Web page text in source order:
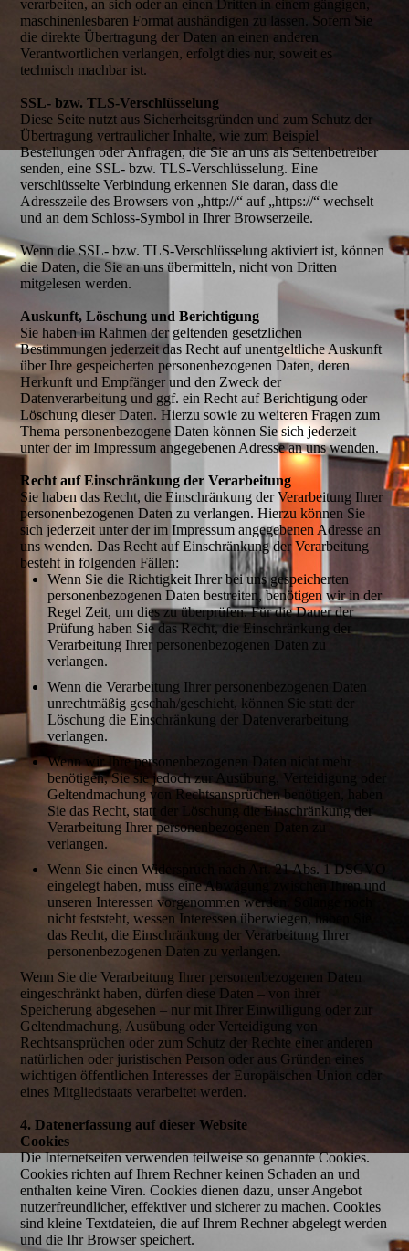
verarbeiten, an sich oder an einen Dritten in einem gängigen,
maschinenlesbaren Format aushändigen zu lassen. Sofern Sie
die direkte Übertragung der Daten an einen anderen
Verantwortlichen verlangen, erfolgt dies nur, soweit es
technisch machbar ist.
SSL- bzw. TLS-Verschlüsselung
Diese Seite nutzt aus Sicherheitsgründen und zum Schutz der
Übertragung vertraulicher Inhalte, wie zum Beispiel
Bestellungen oder Anfragen, die Sie an uns als Seitenbetreiber
senden, eine SSL- bzw. TLS-Verschlüsselung. Eine
verschlüsselte Verbindung erkennen Sie daran, dass die
Adresszeile des Browsers von „http://“ auf „https://“ wechselt
und an dem Schloss-Symbol in Ihrer Browserzeile.
Wenn die SSL- bzw. TLS-Verschlüsselung aktiviert ist, können
die Daten, die Sie an uns übermitteln, nicht von Dritten
mitgelesen werden.
Auskunft, Löschung und Berichtigung
Sie haben im Rahmen der geltenden gesetzlichen
Bestimmungen jederzeit das Recht auf unentgeltliche Auskunft
über Ihre gespeicherten personenbezogenen Daten, deren
Herkunft und Empfänger und den Zweck der
Datenverarbeitung und ggf. ein Recht auf Berichtigung oder
Löschung dieser Daten. Hierzu sowie zu weiteren Fragen zum
Thema personenbezogene Daten können Sie sich jederzeit
unter der im Impressum angegebenen Adresse an uns wenden.
Recht auf Einschränkung der Verarbeitung
Sie haben das Recht, die Einschränkung der Verarbeitung Ihrer
personenbezogenen Daten zu verlangen. Hierzu können Sie
sich jederzeit unter der im Impressum angegebenen Adresse an
uns wenden. Das Recht auf Einschränkung der Verarbeitung
besteht in folgenden Fällen:
Wenn Sie die Richtigkeit Ihrer bei uns gespeicherten
personenbezogenen Daten bestreiten, benötigen wir in der
Regel Zeit, um dies zu überprüfen. Für die Dauer der
Prüfung haben Sie das Recht, die Einschränkung der
Verarbeitung Ihrer personenbezogenen Daten zu
verlangen.
Wenn die Verarbeitung Ihrer personenbezogenen Daten
unrechtmäßig geschah/geschieht, können Sie statt der
Löschung die Einschränkung der Datenverarbeitung
verlangen.
Wenn wir Ihre personenbezogenen Daten nicht mehr
benötigen, Sie sie jedoch zur Ausübung, Verteidigung oder
Geltendmachung von Rechtsansprüchen benötigen, haben
Sie das Recht, statt der Löschung die Einschränkung der
Verarbeitung Ihrer personenbezogenen Daten zu
verlangen.
Wenn Sie einen Widerspruch nach Art. 21 Abs. 1 DSGVO
eingelegt haben, muss eine Abwägung zwischen Ihren und
unseren Interessen vorgenommen werden. Solange noch
nicht feststeht, wessen Interessen überwiegen, haben Sie
das Recht, die Einschränkung der Verarbeitung Ihrer
personenbezogenen Daten zu verlangen.
Wenn Sie die Verarbeitung Ihrer personenbezogenen Daten
eingeschränkt haben, dürfen diese Daten – von ihrer
Speicherung abgesehen – nur mit Ihrer Einwilligung oder zur
Geltendmachung, Ausübung oder Verteidigung von
Rechtsansprüchen oder zum Schutz der Rechte einer anderen
natürlichen oder juristischen Person oder aus Gründen eines
wichtigen öffentlichen Interesses der Europäischen Union oder
eines Mitgliedstaats verarbeitet werden.
4. Datenerfassung auf dieser Website
Cookies
Die Internetseiten verwenden teilweise so genannte Cookies.
Cookies richten auf Ihrem Rechner keinen Schaden an und
enthalten keine Viren. Cookies dienen dazu, unser Angebot
nutzerfreundlicher, effektiver und sicherer zu machen. Cookies
sind kleine Textdateien, die auf Ihrem Rechner abgelegt werden
und die Ihr Browser speichert.